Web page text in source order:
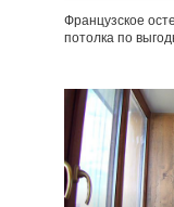
Французское
потолка по